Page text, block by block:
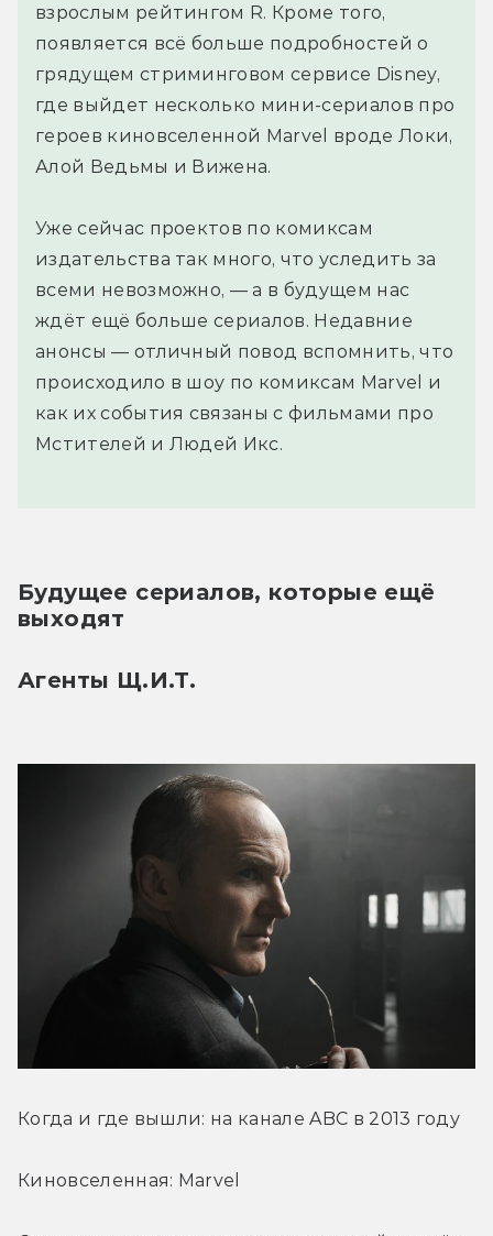
взрослым рейтингом R. Кроме того,
появляется всё больше подробностей о
грядущем стриминговом сервисе Disney,
где выйдет несколько мини-сериалов про
героев киновселенной Marvel вроде Локи,
Алой Ведьмы и Вижена.
Уже сейчас проектов по комиксам
издательства так много, что уследить за
всеми невозможно, — а в будущем нас
ждёт ещё больше сериалов. Недавние
анонсы — отличный повод вспомнить, что
происходило в шоу по комиксам Marvel и
как их события связаны с фильмами про
Мстителей и Людей Икс.
Будущее сериалов, которые ещё
выходят
Агенты Щ.И.Т.
Когда и где вышли: на канале ABC в 2013 году
Киновселенная: Marvel